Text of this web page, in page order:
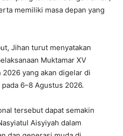
memiliki masa depan yang
Jihan turut menyatakan
Muktamar XV
yang akan digelar di
6–8 Agustus 2026.
tersebut dapat semakin
Aisyiyah dalam